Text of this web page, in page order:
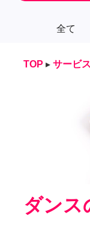
全て
TOP ▸ サービス
ダンス